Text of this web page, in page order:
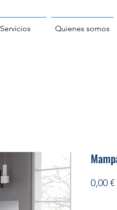
Servicios Quienes somos
0,00 €